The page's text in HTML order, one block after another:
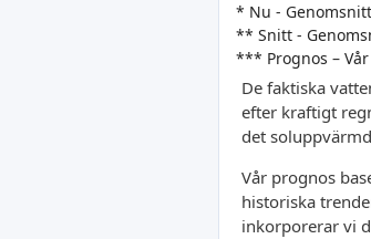
* Nu -
** Snitt -
*** Prognos –
De faktiska
efter kraftigt
det
Vår prognos
historiska
inkorporerar vi